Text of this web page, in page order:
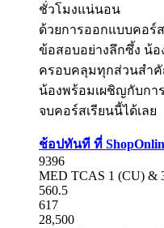
ชั่วโมงแน่นอน
ด้วยการออกแบบคอร์
ข้อสอบอย่างลึกซึ้ง น้อ
ครอบคลุมทุกส่วนสำ
น้องพร้อมเผชิญกับกา
จบคอร์สเรียนนี้ได้เลย
ช้อปทันที ที่
9396
MED TCAS 1 (CU) &
560.5
617
28,500